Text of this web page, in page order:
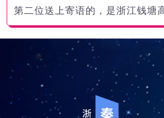
第二位送上寄语的，是浙江钱塘